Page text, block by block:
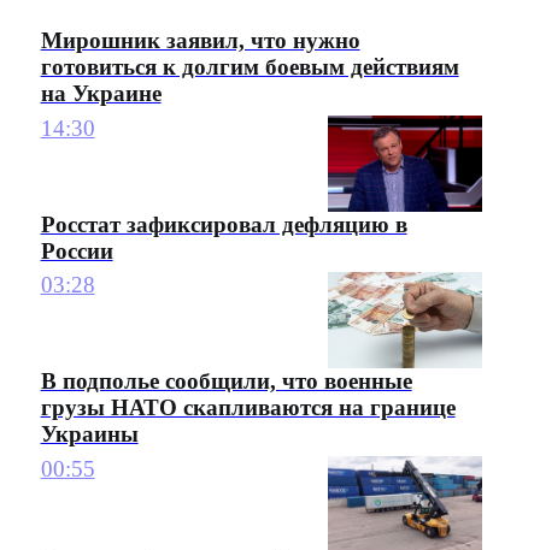
Мирошник заявил, что нужно
готовиться к долгим боевым действиям
на Украине
14:30
Росстат зафиксировал дефляцию в
России
03:28
В подполье сообщили, что военные
грузы НАТО скапливаются на границе
Украины
00:55